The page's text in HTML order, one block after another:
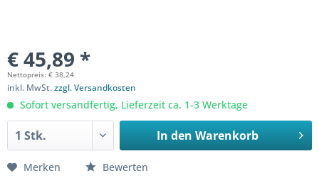
€ 45,89 *
Nettopreis: € 38,24
inkl. MwSt.zzgl. Versandkosten
Sofort versandfertig, Lieferzeit ca. 1-3 Werktage
In den Warenkorb
Merken Bewerten